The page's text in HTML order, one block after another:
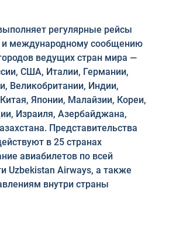
регулярные рейсы
и международному сообщению
ведущих стран мира —
США, Италии, Германии,
Великобритании, Индии,
Японии, Малайзии, Кореи,
Израиля, Азербайджана,
Представительства
в 25 странах
авиабилетов по всей
Uzbekistan Airways, а также
внутри страны